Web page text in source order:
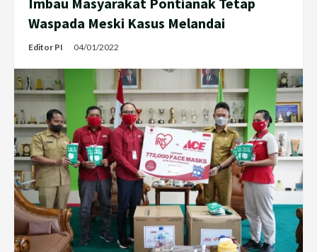
Waspada Meski Kasus Melandai
Editor PI 04/01/2022